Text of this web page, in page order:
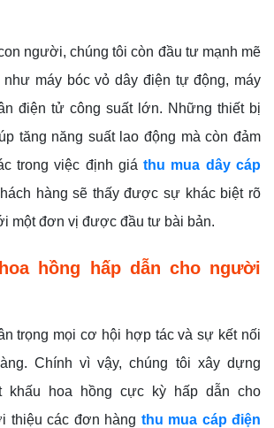
người, chúng tôi còn đầu tư mạnh mẽ
như máy bóc vỏ dây điện tự động, máy
điện tử công suất lớn. Những thiết bị
tăng năng suất lao động mà còn đảm
trong việc định giáthu mua dây cáp
hàng sẽ thấy được sự khác biệt rõ
một đơn vị được đầu tư bài bản.
hồng hấp dẫn cho người
trọng mọi cơ hội hợp tác và sự kết nối
Chính vì vậy, chúng tôi xây dựng
khấu hoa hồng cực kỳ hấp dẫn cho
thiệu các đơn hàng thu mua cáp điện